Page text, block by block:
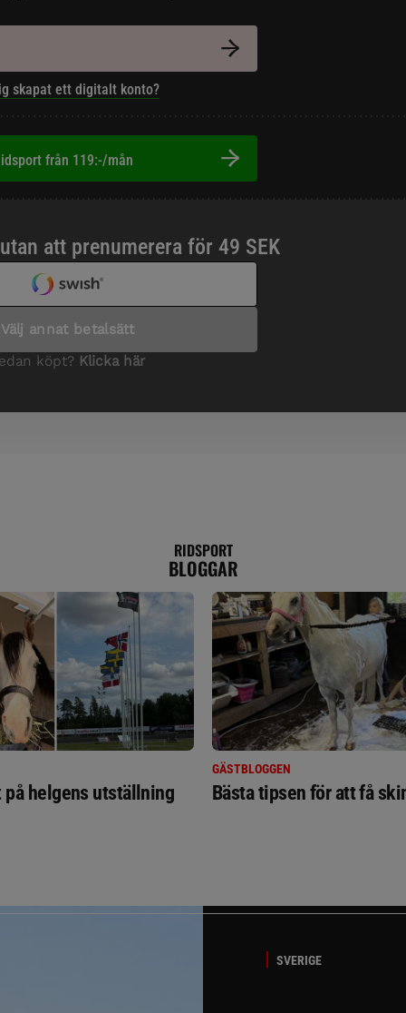
skapat ett digitalt konto?
från 119:-/mån
RIDSPORT
BLOGGAR
på helgens utställning
GÄSTBLOGGEN
Bästa tipsen för att få
SVERIGE